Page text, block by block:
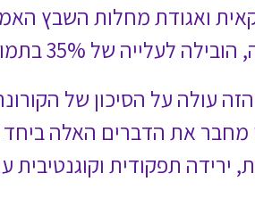
של חמש נקודות במבחן
אנשים שהם זקנים, אבל
מול הסיכון של התחלואה
הקורונה".